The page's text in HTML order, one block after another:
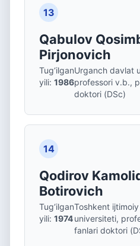
13
Qabulov
Pirjonovich
Tug‘ilgan
yili: 1986
Urganch davlat
professori v.b.,
doktori (DSc)
14
Qodirov
Botirovich
Tug‘ilgan
yili: 1974
Toshkent
universiteti,
fanlari doktori